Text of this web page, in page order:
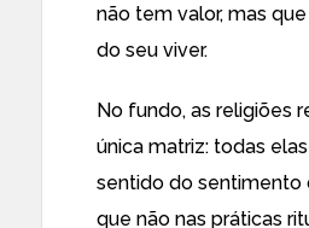
não tem valor, mas
do seu viver.
No fundo, as religiões
única matriz: todas
sentido do sentimento
que não nas práticas